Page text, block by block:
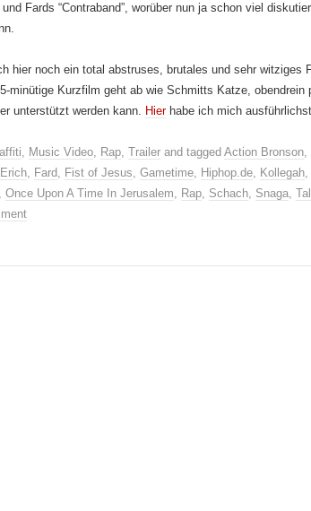
Fards “Contraband”, worüber nun ja schon viel
hier noch ein total abstruses, brutales und sehr witziges
minütige Kurzfilm geht ab wie Schmitts Katze, obendrein
unterstützt werden kann. Hierhabe ich mich
, Music Video, Rap, Trailer and tagged Action Bronson,
Erich, Fard, Fist of Jesus, Gametime, Hiphop.de, Kollegah,
, Once Upon A Time In Jerusalem, Rap, Schach, Snaga,